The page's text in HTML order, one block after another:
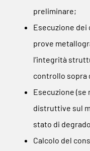
preliminare;
Esecuzione
prove
l’integrità
controllo sopra
Esecuzione
distruttive sul
stato di
Calcolo del